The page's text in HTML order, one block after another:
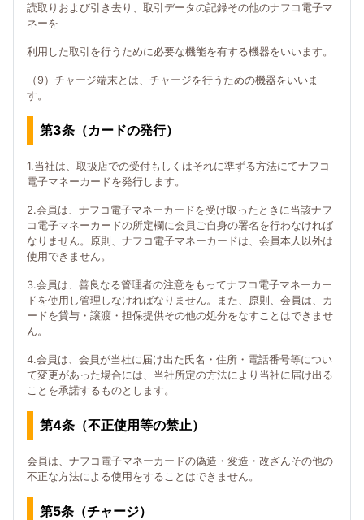
読取りおよび引き去り、取引データの記録その他のナフコ電子マ
ネーを
利用した取引を行うために必要な機能を有する機器をいいます。
（9）チャージ端末とは、チャージを行うための機器をいいま
す。
第3条（カードの発行）
1.当社は、取扱店での受付もしくはそれに準ずる方法にてナフコ
電子マネーカードを発行します。
2.会員は、ナフコ電子マネーカードを受け取ったときに当該ナフ
コ電子マネーカードの所定欄に会員ご自身の署名を行わなければ
なりません。原則、ナフコ電子マネーカードは、会員本人以外は
使用できません。
3.会員は、善良なる管理者の注意をもってナフコ電子マネーカー
ドを使用し管理しなければなりません。また、原則、会員は、カ
ードを貸与・譲渡・担保提供その他の処分をなすことはできませ
ん。
4.会員は、会員が当社に届け出た氏名・住所・電話番号等につい
て変更があった場合には、当社所定の方法により当社に届け出る
ことを承諾するものとします。
第4条（不正使用等の禁止）
会員は、ナフコ電子マネーカードの偽造・変造・改ざんその他の
不正な方法による使用をすることはできません。
第5条（チャージ）